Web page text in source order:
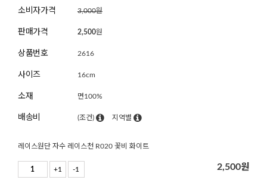
소비자가격 3,000원
판매가격 2,500원
상품번호 2616
사이즈 16cm
소재 면100%
배송비 (조건) 지역별
레이스원단 자수 레이스천 R020 꽃비 화이트
+1 -1 2,500원